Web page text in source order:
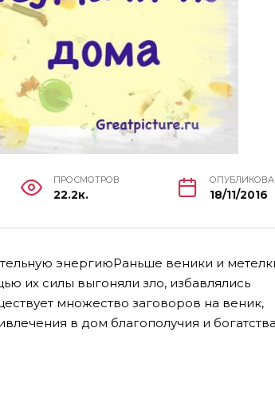
ПРОСМОТРОВ
22.2к. 18/11/2016
энергиюРаньше веники и
их силы выгоняли зло, избавлялись
множество заговоров на веник,
в дом благополучия и